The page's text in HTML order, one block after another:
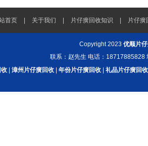
首页 关于我们 片仔癀回收知识 片仔癀
Copyright 2023 优顺片
联系：赵先生 电话：18717885828
收
漳州片仔癀回收 年份片仔癀回收 礼品片仔癀回收